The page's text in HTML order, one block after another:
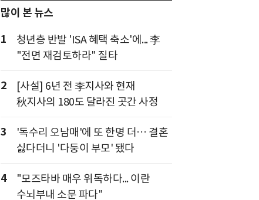
많이 본 뉴스
1
청년층 반발 'ISA 혜택 축소'에... 李
"전면 재검토하라" 질타
2
[사설] 6년 전 李지사와 현재
秋지사의 180도 달라진 곳간 사정
3
'독수리 오남매'에 또 한명 더… 결혼
싫다더니 '다둥이 부모' 됐다
4
"모즈타바 매우 위독하다... 이란
수뇌부내 소문 파다"